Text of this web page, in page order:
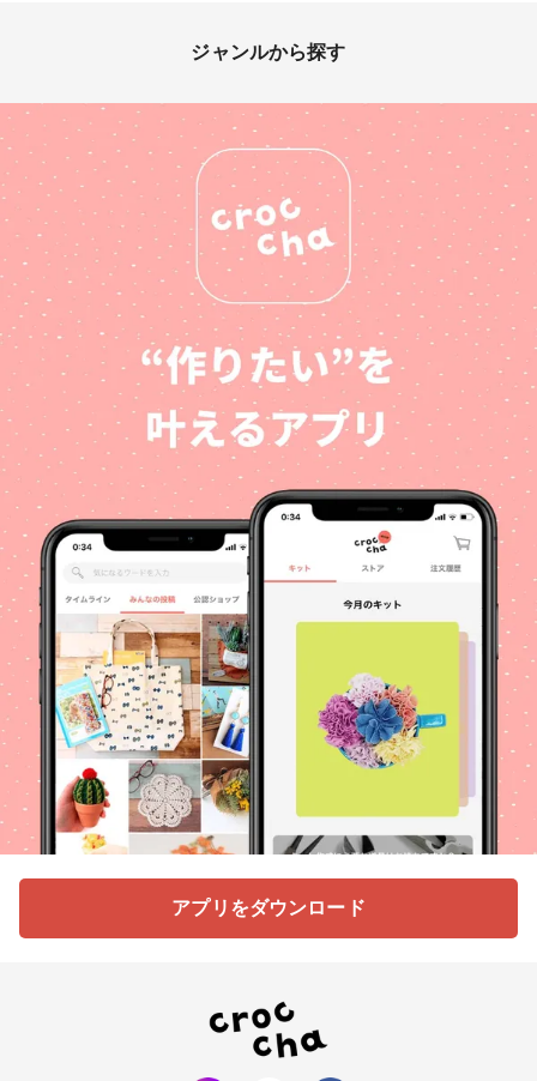
ジャンルから探す
アプリをダウンロード